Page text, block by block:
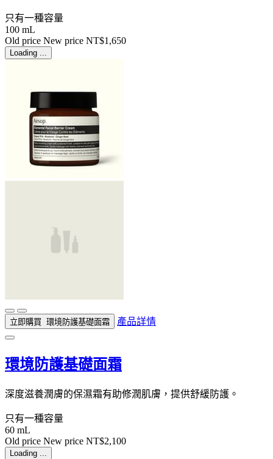
只有一種容量
100 mL
Old price New price NT$1,650
Loading ...
立即購買 環境防護基礎面霜 產品詳情
環境防護基礎面霜
深度滋養潤膚的保濕霜有助修潤肌膚，提供舒緩防護。
只有一種容量
60 mL
Old price New price NT$2,100
Loading ...